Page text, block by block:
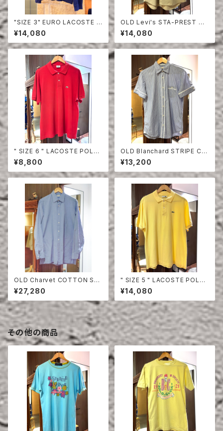
"SIZE 3" EURO LACOSTE P
OLO SHIRT LONG SLEEVE
¥14,080
OLD Levi's STA-PREST HA
LF SLEEVE SHIRT
¥14,080
" SIZE 6 " LACOSTE POLO
SHIRT RED
¥8,800
OLD Blanchard STRIPE CO
TTON HALF SLEEVE SHIRT
¥13,200
OLD Charvet COTTON SHI
RT
¥27,280
" SIZE 5 " LACOSTE POLO
SHIRT YELLOW
¥14,080
その他の商品